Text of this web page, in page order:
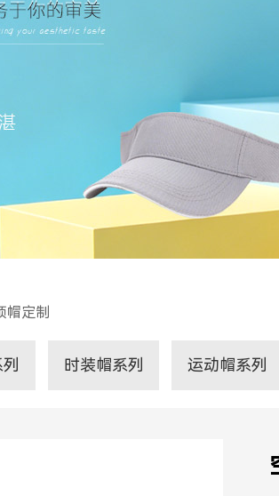
帽定制
时装帽系列 运动帽系列